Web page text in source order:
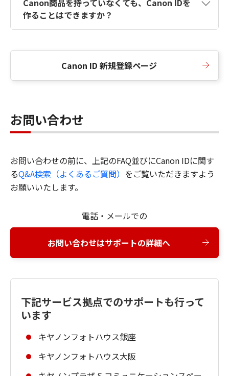
作ることはできますか？
Canon ID 新規登録ページ
お問い合わせ
お問い合わせの前に、上記のFAQ並びにCanon IDに関す
るQ&A検索（よくあるご質問） をご覧いただきますよう
お願いいたします。
電話・メールでの
お問い合わせはサポートの詳細へ
下記サービス拠点でのサポートも行って
います
キヤノンフォトハウス銀座
キヤノンフォトハウス大阪